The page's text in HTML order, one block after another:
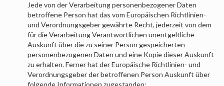
Jede von der Verarbeitung personenbezogener Daten
betroffene Person hat das vom Europäischen Richtlinien-
und Verordnungsgeber gewährte Recht, jederzeit von dem
für die Verarbeitung Verantwortlichen unentgeltliche
Auskunft über die zu seiner Person gespeicherten
personenbezogenen Daten und eine Kopie dieser Auskunft
zu erhalten. Ferner hat der Europäische Richtlinien- und
Verordnungsgeber der betroffenen Person Auskunft über
folgende Informationen zugestanden: